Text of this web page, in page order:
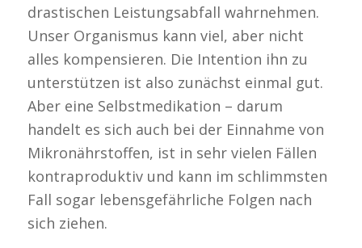
drastischen Leistungsabfall wahrnehmen.
Unser Organismus kann viel, aber nicht
alles kompensieren. Die Intention ihn zu
unterstützen ist also zunächst einmal gut.
Aber eine Selbstmedikation – darum
handelt es sich auch bei der Einnahme von
Mikronährstoffen, ist in sehr vielen Fällen
kontraproduktiv und kann im schlimmsten
Fall sogar lebensgefährliche Folgen nach
sich ziehen.